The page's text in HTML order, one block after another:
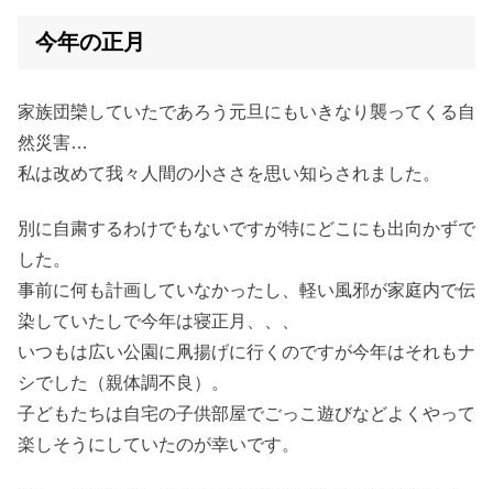
今年の正月
家族団欒していたであろう元旦にもいきなり襲ってくる自
然災害…
私は改めて我々人間の小ささを思い知らされました。
別に自粛するわけでもないですが特にどこにも出向かずで
した。
事前に何も計画していなかったし、軽い風邪が家庭内で伝
染していたしで今年は寝正月、、、
いつもは広い公園に凧揚げに行くのですが今年はそれもナ
シでした（親体調不良）。
子どもたちは自宅の子供部屋でごっこ遊びなどよくやって
楽しそうにしていたのが幸いです。